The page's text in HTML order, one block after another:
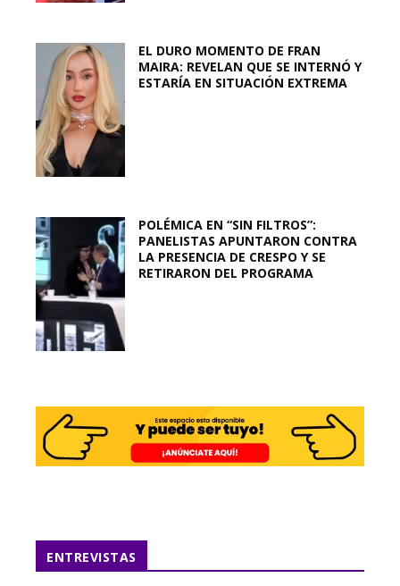
EL DURO MOMENTO DE FRAN
MAIRA: REVELAN QUE SE INTERNÓ Y
ESTARÍA EN SITUACIÓN EXTREMA
POLÉMICA EN “SIN FILTROS”:
PANELISTAS APUNTARON CONTRA
LA PRESENCIA DE CRESPO Y SE
RETIRARON DEL PROGRAMA
ENTREVISTAS